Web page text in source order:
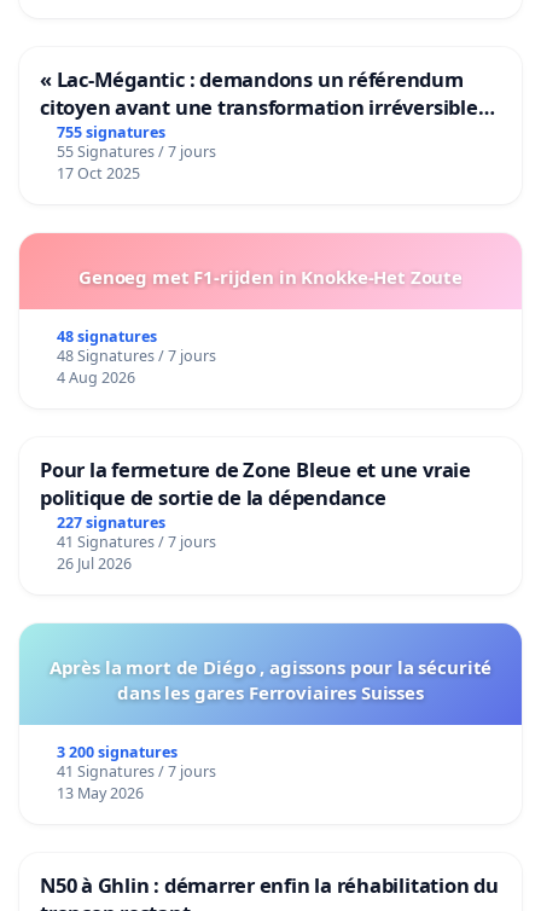
« Lac-Mégantic : demandons un référendum
citoyen avant une transformation irréversible
de notre territoire »
755 signatures
55 Signatures / 7 jours
17 Oct 2025
Genoeg met F1-rijden in Knokke-Het Zoute
48 signatures
48 Signatures / 7 jours
4 Aug 2026
Pour la fermeture de Zone Bleue et une vraie
politique de sortie de la dépendance
227 signatures
41 Signatures / 7 jours
26 Jul 2026
Après la mort de Diégo , agissons pour la sécurité
dans les gares Ferroviaires Suisses
3 200 signatures
41 Signatures / 7 jours
13 May 2026
N50 à Ghlin : démarrer enfin la réhabilitation du